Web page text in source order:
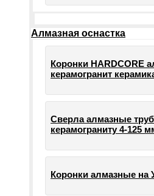
Алмазная оснастка
Коронки HARDCORE
керамогранит
Сверла алмазные
керамограниту 4-125
Коронки алмазные